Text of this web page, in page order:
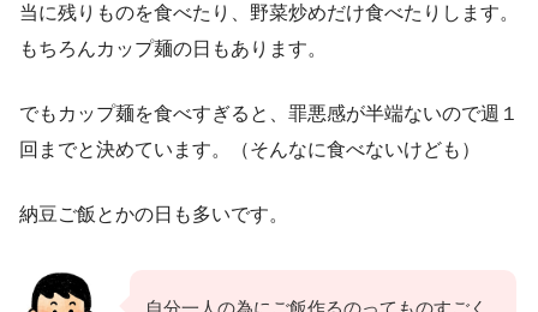
当に残りものを食べたり、野菜炒めだけ食べたりします。
もちろんカップ麺の日もあります。
でもカップ麺を食べすぎると、罪悪感が半端ないので週１
回までと決めています。（そんなに食べないけども）
納豆ご飯とかの日も多いです。
自分一人の為にご飯作るのってものすごく